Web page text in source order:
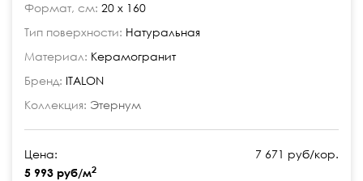
Формат, см: 20 x 160
Тип поверхности: Натуральная
Материал: Керамогранит
Бренд: ITALON
Коллекция: Этернум
Цена:
5 993 руб/м2
7 671 руб/кор.